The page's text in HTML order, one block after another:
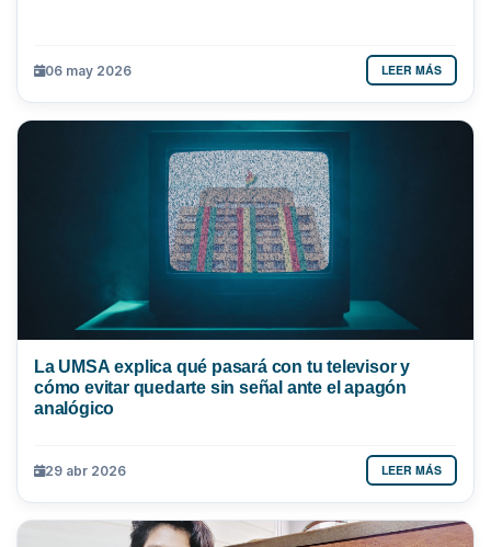
06 may 2026 LEER MÁS
La UMSA explica qué pasará con tu televisor y
cómo evitar quedarte sin señal ante el apagón
analógico
29 abr 2026 LEER MÁS